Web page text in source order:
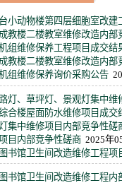
小动物楼第四层细胞室改建
教楼二楼教室维修改造内部
组维修保养工程项目成交结
教楼二楼教室维修改造内部
组维修保养询价采购公告
灯、草坪灯、景观灯集中维
合楼屋面防水维修项目成交
集中维修项目内部竞争性磋
目内部竞争性磋商 2025年
书馆卫生间改造维修工程项
书馆卫生间改造维修工程内